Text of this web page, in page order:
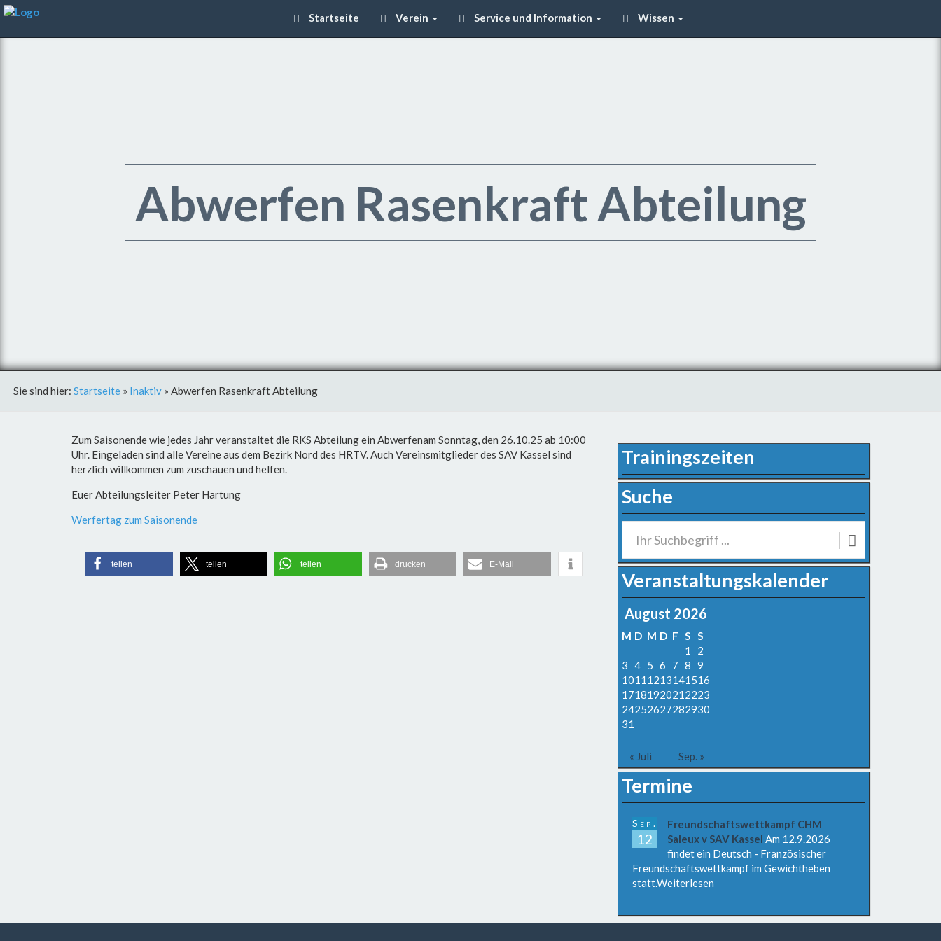
Startseite Verein Service und Information Wissen
Abwerfen Rasenkraft Abteilung
Sie sind hier: Startseite » Inaktiv » Abwerfen Rasenkraft Abteilung
Zum Saisonende wie jedes Jahr veranstaltet die RKS Abteilung ein Abwerfenam Sonntag, den 26.10.25 ab 10:00
Uhr. Eingeladen sind alle Vereine aus dem Bezirk Nord des HRTV. Auch Vereinsmitglieder des SAV Kassel sind
herzlich willkommen zum zuschauen und helfen.
Euer Abteilungsleiter Peter Hartung
Werfertag zum Saisonende
teilen teilen teilen drucken E-Mail
Trainingszeiten
Suche
Veranstaltungskalender
August 2026
M D M D F S S
1
2
3 4 5 6 7 8 9
10111213141516
17181920212223
24252627282930
31
« Juli Sep. »
Termine
Sep.
12
Freundschaftswettkampf CHM
Saleux v SAV Kassel Am 12.9.2026
findet ein Deutsch - Französischer
Freundschaftswettkampf im Gewichtheben
statt.Weiterlesen